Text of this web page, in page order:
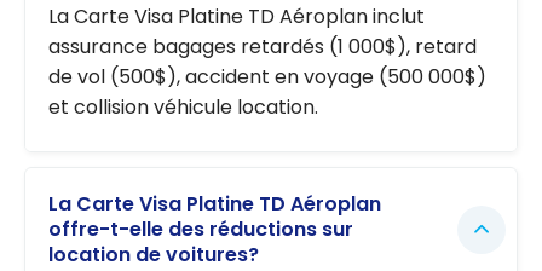
La Carte Visa Platine TD Aéroplan inclut
assurance bagages retardés (1 000$), retard
de vol (500$), accident en voyage (500 000$)
et collision véhicule location.
La Carte Visa Platine TD Aéroplan
offre-t-elle des réductions sur
location de voitures?